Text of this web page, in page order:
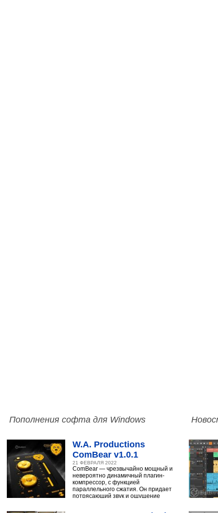
Пополнения софта для Windows
W.A. Productions
ComBear v1.0.1
21 ФЕВРАЛЯ 2022
ComBear — чрезвычайно мощный и
невероятно динамичный плагин-
компрессор, с функцией
параллельного сжатия. Он придает
потрясающий звук и ощущение